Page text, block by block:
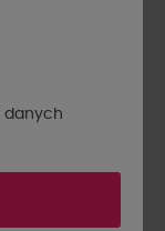
danych